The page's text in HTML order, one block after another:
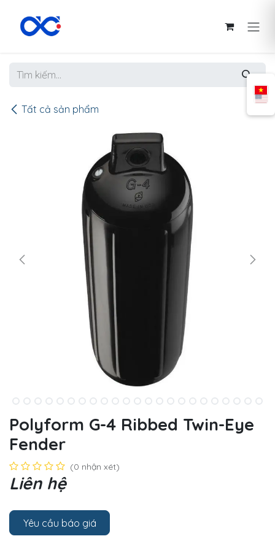
Tất cả sản phẩm
Polyform G-4 Ribbed Twin-Eye
Fender
(0 nhận xét)
Liên hệ
Yêu cầu báo giá